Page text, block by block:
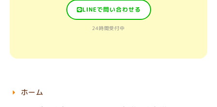
LINEで問い合わせる
24時間受付中
ホーム